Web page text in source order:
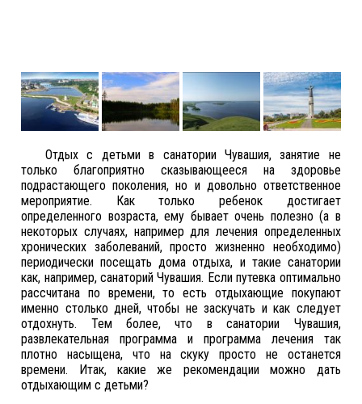
Отдых с детьми в санатории Чувашия, занятие не
только благоприятно сказывающееся на здоровье
подрастающего поколения, но и довольно ответственное
мероприятие. Как только ребенок достигает
определенного возраста, ему бывает очень полезно (а в
некоторых случаях, например для лечения определенных
хронических заболеваний, просто жизненно необходимо)
периодически посещать дома отдыха, и такие санатории
как, например, санаторий Чувашия. Если путевка оптимально
рассчитана по времени, то есть отдыхающие покупают
именно столько дней, чтобы не заскучать и как следует
отдохнуть. Тем более, что в санатории Чувашия,
развлекательная программа и программа лечения так
плотно насыщена, что на скуку просто не останется
времени. Итак, какие же рекомендации можно дать
отдыхающим с детьми?